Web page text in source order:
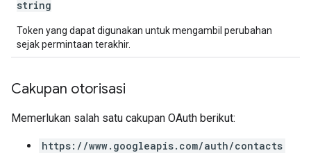
string
Token yang dapat digunakan untuk mengambil perubahan
sejak permintaan terakhir.
Cakupan otorisasi
Memerlukan salah satu cakupan OAuth berikut:
https://www.googleapis.com/auth/contacts